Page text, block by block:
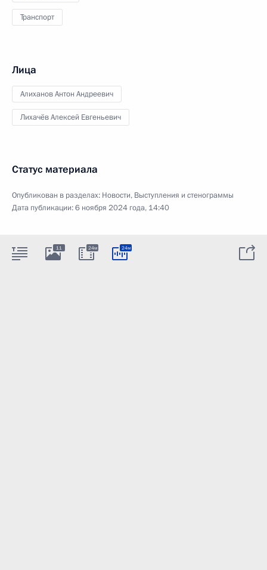
Транспорт
Лица
Алиханов Антон Андреевич
Лихачёв Алексей Евгеньевич
Статус материала
Опубликован в разделах: Новости, Выступления и стенограммы
Дата публикации:6 ноября 2024 года, 14:40
11 24м 24м